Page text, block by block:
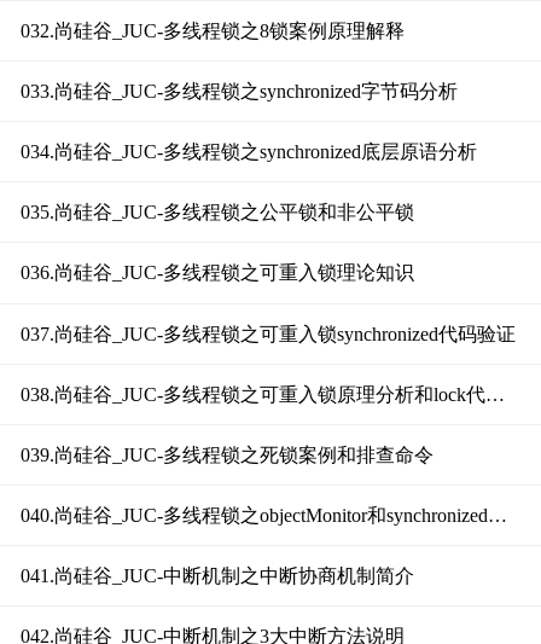
032.尚硅谷_JUC-多线程锁之8锁案例原理解释
033.尚硅谷_JUC-多线程锁之synchronized字节码分析
034.尚硅谷_JUC-多线程锁之synchronized底层原语分析
035.尚硅谷_JUC-多线程锁之公平锁和非公平锁
036.尚硅谷_JUC-多线程锁之可重入锁理论知识
037.尚硅谷_JUC-多线程锁之可重入锁synchronized代码验证
038.尚硅谷_JUC-多线程锁之可重入锁原理分析和lock代码验证
039.尚硅谷_JUC-多线程锁之死锁案例和排查命令
040.尚硅谷_JUC-多线程锁之objectMonitor和synchronized锁小总结
041.尚硅谷_JUC-中断机制之中断协商机制简介
042.尚硅谷_JUC-中断机制之3大中断方法说明